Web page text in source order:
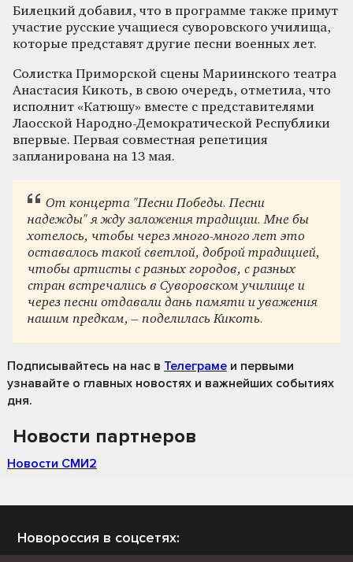
Билецкий добавил, что в программе также примут
участие русские учащиеся суворовского училища,
которые представят другие песни военных лет.
Солистка Приморской сцены Мариинского театра
Анастасия Кикоть, в свою очередь, отметила, что
исполнит «Катюшу» вместе с представителями
Лаосской Народно-Демократической Республики
впервые. Первая совместная репетиция
запланирована на 13 мая.
От концерта "Песни Победы. Песни
надежды" я жду заложения традиции. Мне бы
хотелось, чтобы через много-много лет это
оставалось такой светлой, доброй традицией,
чтобы артисты с разных городов, с разных
стран встречались в Суворовском училище и
через песни отдавали дань памяти и уважения
нашим предкам, – поделилась Кикоть.
Подписывайтесь на нас в Телеграме и первыми
узнавайте о главных новостях и важнейших событиях
дня.
Новости партнеров
Новости СМИ2
Новороссия в соцсетях: